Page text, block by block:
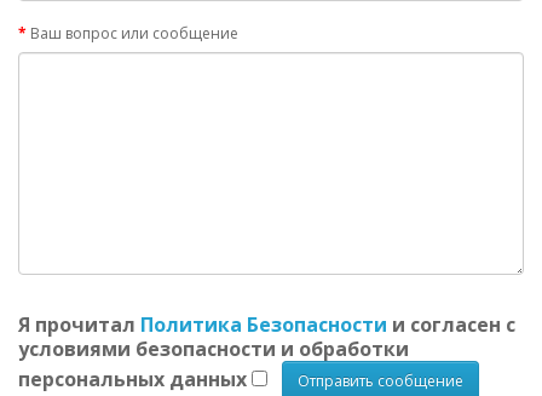
Ваш вопрос или сообщение
Я прочитал Политика Безопасности и согласен с
условиями безопасности и обработки
персональных данных